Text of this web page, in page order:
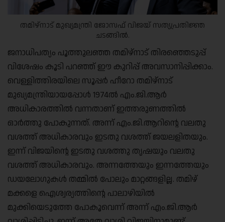
തമിഴ്നാട് മുഖ്യമന്ത്രി ജോസഫ് വിജയ് സത്യപ്രതിജ്ഞ
ചടങ്ങിൽ.
ജനാധിപത്യം പൂത്തുലഞ്ഞ തമിഴ്നാട് തിരഞ്ഞെടുപ്പ്
വിശേഷം കൂടി പറഞ്ഞ് ഈ കുറിപ്പ് അവസാനിപ്പിക്കാം.
വെള്ളിത്തിരയിലെ സൂപ്പർ ഹീറോ തമിഴ്നാട്
മുഖ്യമന്ത്രിയായപ്പോൾ 1974ൽ എം.ജി.ആർ
അധികാരത്തിൽ വന്നതാണ് ഇത്തരുണത്തിൽ
ഓർത്തു പോകുന്നത്. അന്ന് എം.ജി.ആറിന്റെ വലതു
വശത്ത് അധികാരവും ഇടതു വശത്ത് ജയലളിതയും.
ഇന്ന് വിജയിന്റെ ഇടതു വശത്തു തൃഷയും വലതു
വശത്ത് അധികാരവും. അന്നത്തേയും ഇന്നത്തേയും
ഡയലോഗുകൾ തമ്മിൽ പോലും മാറ്റങ്ങളില്ല. തമിഴ്
മക്കളെ ഐശ്വര്യത്തിന്റെ പാലാഴിയിൽ
മുക്കിയെടുത്തേ പോകൂവെന്ന് അന്ന് എം.ജി.ആർ